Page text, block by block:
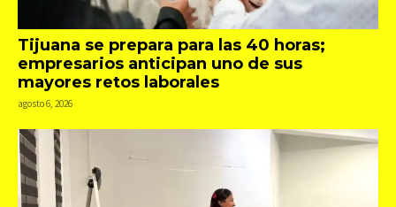
Tijuana se prepara para las 40 horas;
empresarios anticipan uno de sus
mayores retos laborales
agosto 6, 2026